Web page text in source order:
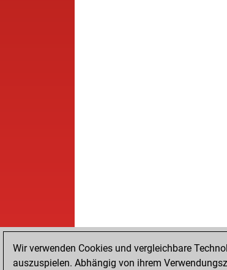
Wir verwenden Cookies und vergleichbare
auszuspielen. Abhängig von ihrem